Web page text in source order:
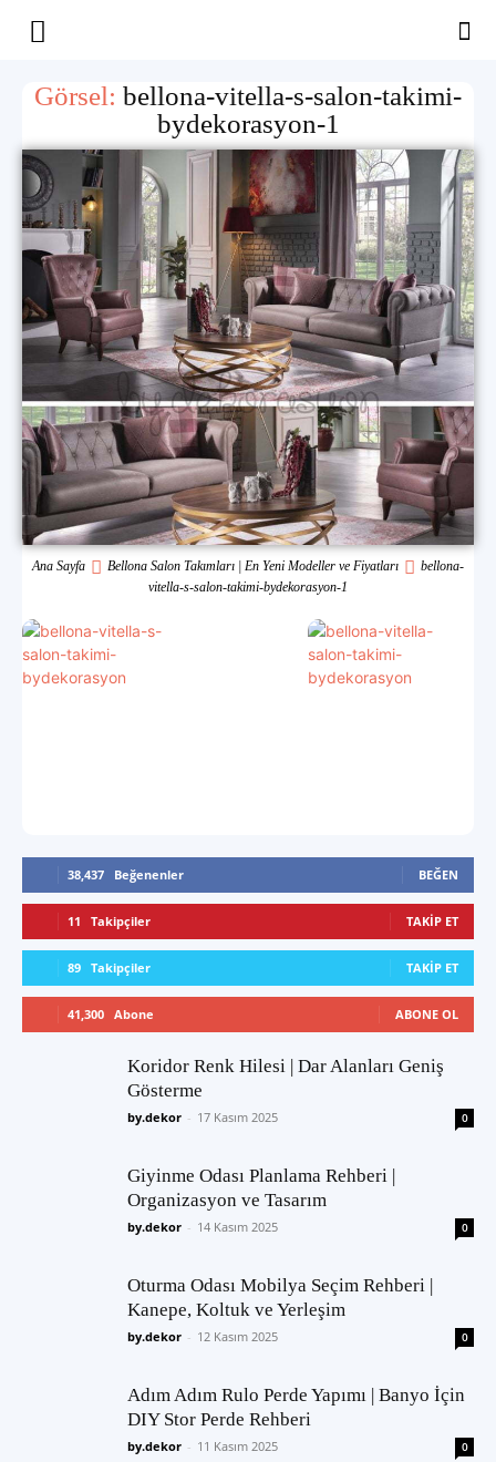
Yaşam
İlham
Görsel: bellona-vitella-s-salon-takimi-
bydekorasyon-1
Ana Sayfa Bellona Salon Takımları | En Yeni Modeller ve Fiyatları
bellona-
vitella-s-salon-takimi-bydekorasyon-1
38,437 Beğenenler BEĞEN
11 Takipçiler TAKIP ET
89 Takipçiler TAKIP ET
41,300 Abone ABONE OL
Koridor Renk Hilesi | Dar Alanları Geniş
Gösterme
by.dekor - 17 Kasım 2025 0
Giyinme Odası Planlama Rehberi |
Organizasyon ve Tasarım
by.dekor - 14 Kasım 2025 0
Oturma Odası Mobilya Seçim Rehberi |
Kanepe, Koltuk ve Yerleşim
by.dekor - 12 Kasım 2025 0
Adım Adım Rulo Perde Yapımı | Banyo İçin
DIY Stor Perde Rehberi
by.dekor - 11 Kasım 2025 0